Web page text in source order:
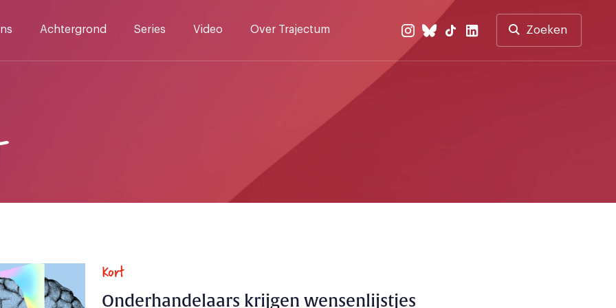
Achtergrond Series Video Over Trajectum Zoeken
Kort
Onderhandelaars krijgen wensenlijstjes